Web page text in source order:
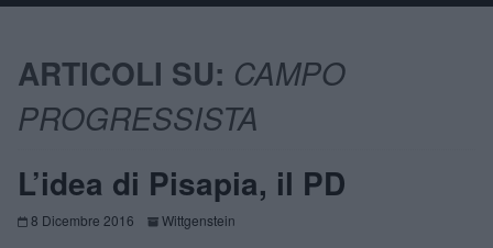
ARTICOLI SU: CAMPO
PROGRESSISTA
L’idea di Pisapia, il PD
8 Dicembre 2016 Wittgenstein